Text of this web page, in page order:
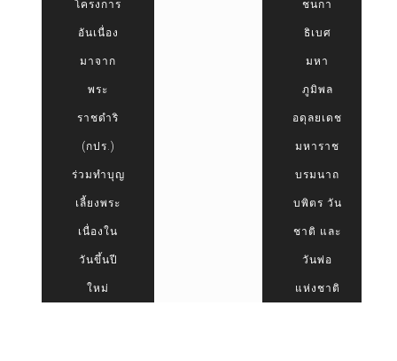
โครงการ
อันเนื่อง
มาจาก
พระ
ราชดำริ
(กปร.)
ร่วมทำบุญ
เลี้ยงพระ
เนื่องใน
วันขึ้นปี
ใหม่
ชนกา
ธิเบศ
มหา
ภูมิพล
อดุลยเดช
มหาราช
บรมนาถ
บพิตร วัน
ชาติ และ
วันพ่อ
แห่งชาติ